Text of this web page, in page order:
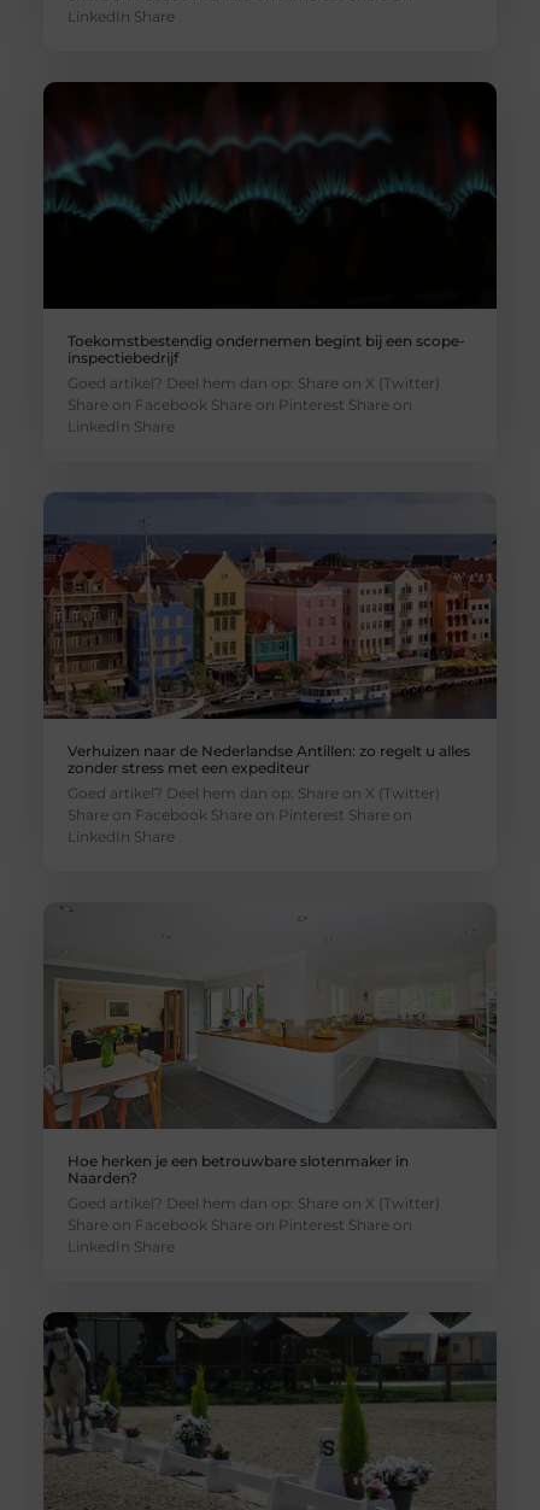
LinkedIn Share
Toekomstbestendig ondernemen begint bij een scope-
inspectiebedrijf
Goed artikel? Deel hem dan op: Share on X (Twitter)
Share on Facebook Share on Pinterest Share on
LinkedIn Share
Verhuizen naar de Nederlandse Antillen: zo regelt u alles
zonder stress met een expediteur
Goed artikel? Deel hem dan op: Share on X (Twitter)
Share on Facebook Share on Pinterest Share on
LinkedIn Share
Hoe herken je een betrouwbare slotenmaker in
Naarden?
Goed artikel? Deel hem dan op: Share on X (Twitter)
Share on Facebook Share on Pinterest Share on
LinkedIn Share